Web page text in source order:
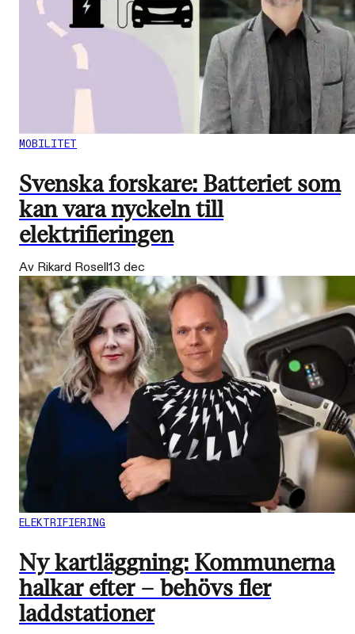
MOBILITET
Svenska forskare: Batteriet som
kan vara nyckeln till
elektrifieringen
Av Rikard Rosell13 dec
ELEKTRIFIERING
Ny kartläggning: Kommunerna
halkar efter – behövs fler
laddstationer